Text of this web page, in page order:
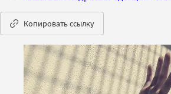
Копировать ссылку